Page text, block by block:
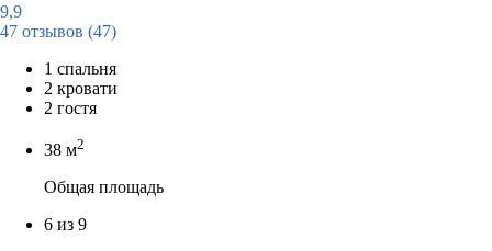
9,9
47 отзывов (47)
1 спальня
2 кровати
2 гостя
38 м2
Общая площадь
6 из 9